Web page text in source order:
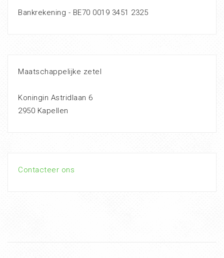
Bankrekening - BE70 0019 3451 2325
Maatschappelijke zetel
Koningin Astridlaan 6
2950 Kapellen
Contacteer ons